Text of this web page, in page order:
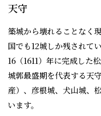
天守
築城から壊れることなく
国でも12城しか残されて
16（1611）年に完成した
城郭最盛期を代表する天
産）、彦根城、犬山城、
います。